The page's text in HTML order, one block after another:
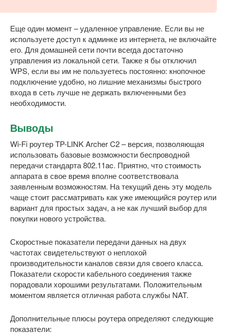
Еще один момент – удаленное управление. Если вы не
используете доступ к админке из интернета, не включайте
его. Для домашней сети почти всегда достаточно
управления из локальной сети. Также я бы отключил
WPS, если вы им не пользуетесь постоянно: кнопочное
подключение удобно, но лишние механизмы быстрого
входа в сеть лучше не держать включенными без
необходимости.
Выводы
Wi-Fi роутер TP-LINK Archer C2 – версия, позволяющая
использовать базовые возможности беспроводной
передачи стандарта 802.11ac. Приятно, что стоимость
аппарата в свое время вполне соответствовала
заявленным возможностям. На текущий день эту модель
чаще стоит рассматривать как уже имеющийся роутер или
вариант для простых задач, а не как лучший выбор для
покупки нового устройства.
Скоростные показатели передачи данных на двух
частотах свидетельствуют о неплохой
производительности каналов связи для своего класса.
Показатели скорости кабельного соединения также
порадовали хорошими результатами. Положительным
моментом является отличная работа службы NAT.
Дополнительные плюсы роутера определяют следующие
показатели: